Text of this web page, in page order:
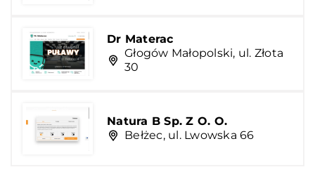
Dr Materac
Głogów Małopolski, ul. Złota
30
Natura B Sp. Z O. O.
Bełżec, ul. Lwowska 66